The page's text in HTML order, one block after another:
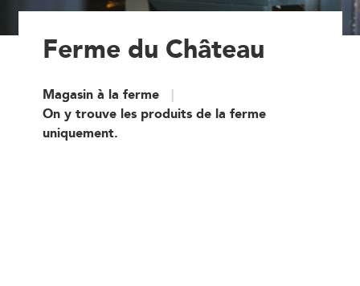
Ferme du Château
Magasin à la ferme
On y trouve les produits de la ferme
uniquement.